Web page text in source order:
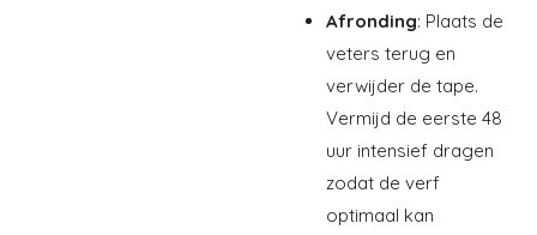
Afronding: Plaats de
veters terug en
verwijder de tape.
Vermijd de eerste 48
uur intensief dragen
zodat de verf
optimaal kan